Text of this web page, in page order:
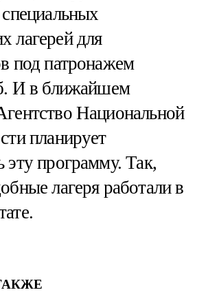
лагерей для
под патронажем
И в ближайшем
Национальной
планирует
эту программу. Так,
лагеря работали в